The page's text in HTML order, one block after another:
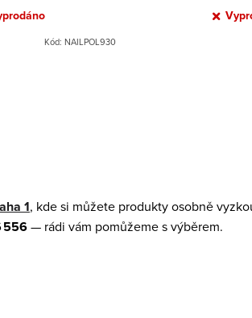
Kód: NAILPOL930
1, kde si můžete produkty osobně
556— rádi vám pomůžeme s výběrem.